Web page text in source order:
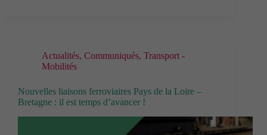
Actualités, Communiqués, Transport -
Mobilités
Nouvelles liaisons ferroviaires Pays de la Loire –
Bretagne : il est temps d’avancer !